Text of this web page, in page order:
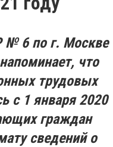
№ 6 по г. Москве
что
трудовых
с 1 января 2020
граждан
сведений о